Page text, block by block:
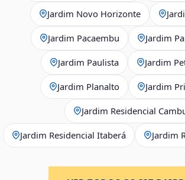
Jardim Novo Horizonte
Jardim Pacaembu Jardim
Jardim Paulista Jardim
Jardim Planalto Jardim
Jardim Residencial
Jardim Residencial Itaberá Jardim